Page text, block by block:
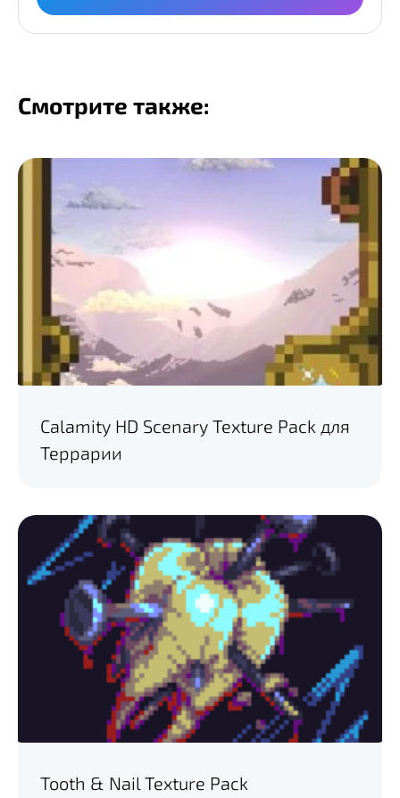
Смотрите также:
Calamity HD Scenary Texture Pack для
Террарии
Tooth & Nail Texture Pack